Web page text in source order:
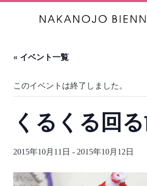
« イベント一覧
このイベントは終了しました。
くるくる回
2015年10月11日 - 2015年10月12日